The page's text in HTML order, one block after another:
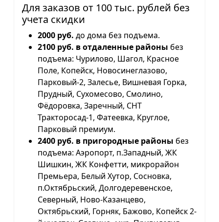
Для заказов от 100 тыс. рублей без
учета скидки
2000 руб. до дома без подъема.
2100 руб. в отдаленные районы без
подъема: Чурилово, Шагол, Красное
Поле, Копейск, Новосинеглазово,
Парковый-2, Залесье, Вишневая Горка,
Прудный, Сухомесово, Смолино,
Фёдоровка, Заречный, СНТ
Тракторосад-1, Фатеевка, Круглое,
Парковый премиум.
2400 руб. в пригородные районы без
подъема: Аэропорт, п.Западный, ЖК
Шишкин, ЖК Конфетти, микрорайон
Премьера, Белый Хутор, Сосновка,
п.Октябрьский, Долгодеревенское,
Северный, Ново-Казанцево,
Октябрьский, Горняк, Бажово, Копейск 2-